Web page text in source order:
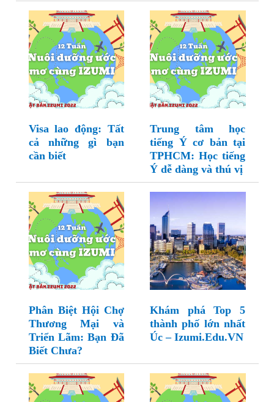
Visa lao động: Tất
cả những gì bạn
cần biết
Trung tâm học
tiếng Ý cơ bản tại
TPHCM: Học tiếng
Ý dễ dàng và thú vị
Phân Biệt Hội Chợ
Thương Mại và
Triển Lãm: Bạn Đã
Biết Chưa?
Khám phá Top 5
thành phố lớn nhất
Úc – Izumi.Edu.VN